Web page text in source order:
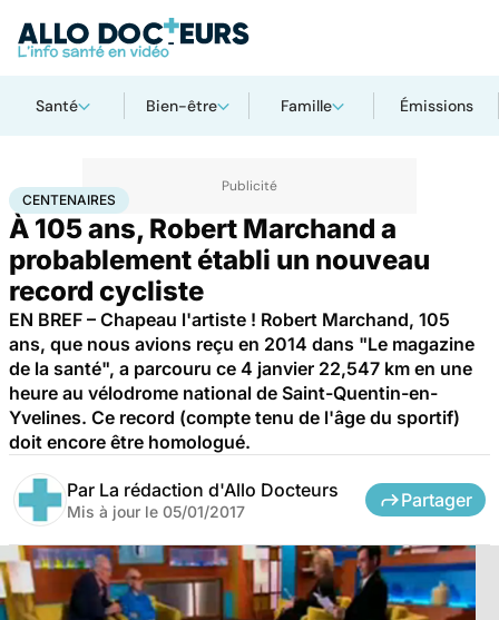
Santé Bien-être Famille Émissions
AccueilBien-être Sport santé Centenaires
CENTENAIRES
À 105 ans, Robert Marchand a
probablement établi un nouveau
record cycliste
EN BREF – Chapeau l'artiste ! Robert Marchand, 105
ans, que nous avions reçu en 2014 dans "Le magazine
de la santé", a parcouru ce 4 janvier 22,547 km en une
heure au vélodrome national de Saint-Quentin-en-
Yvelines. Ce record (compte tenu de l'âge du sportif)
doit encore être homologué.
Par La rédaction d'Allo Docteurs
Mis à jour le 05/01/2017
Partager